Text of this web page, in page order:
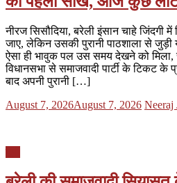
नीरज सिसौदिया, बरेली इंसान चाहे जिंदगी
जाए, लेकिन उसकी पुरानी पाठशाला से
ऐसा ही भावुक पल उस समय देखने को
विधानसभा से समाजवादी पार्टी के टिकट के
बाद अपनी पुरानी […]
Posted
August 7, 2026August 7, 2026 Author
Neeraj